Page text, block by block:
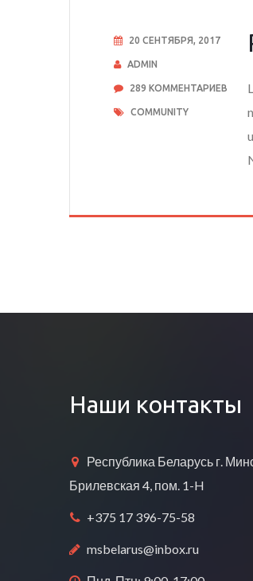
20 СЕНТЯБРЯ, 2017
ADMIN
289 КОММЕНТАРИЕВ
COMMUNITY
Наши контакты
Республика Беларусь г.
Брилевская 4, пом. 1-H
+375 17 396-75-58
msbelarus@inbox.ru